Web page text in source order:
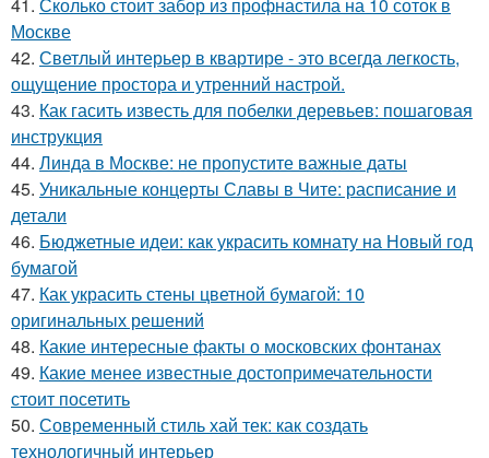
Москве
42. Светлый интерьер в квартире - это всегда легкость,
ощущение простора и утренний настрой.
43. Как гасить известь для побелки деревьев: пошаговая
инструкция
44. Линда в Москве: не пропустите важные даты
45. Уникальные концерты Славы в Чите: расписание и
детали
46. Бюджетные идеи: как украсить комнату на Новый год
бумагой
47. Как украсить стены цветной бумагой: 10
оригинальных решений
48. Какие интересные факты о московских фонтанах
49. Какие менее известные достопримечательности
стоит посетить
50. Современный стиль хай тек: как создать
технологичный интерьер